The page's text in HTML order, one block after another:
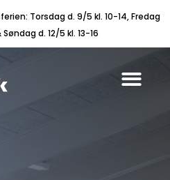
Torsdag d. 9/5 kl. 10-14, Fredag
d. 12/5 kl. 13-16